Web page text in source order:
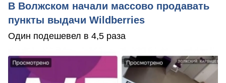
В Волжском начали массово продавать
пункты выдачи Wildberries
Один подешевел в 4,5 раза